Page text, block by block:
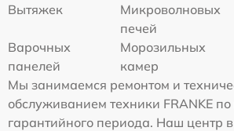
Вытяжек
Микроволновых
печей
Варочных
панелей
Морозильных
камер
Мы занимаемся ремонтом и
обслуживанием техники FRANKE по
гарантийного периода. Наш центр